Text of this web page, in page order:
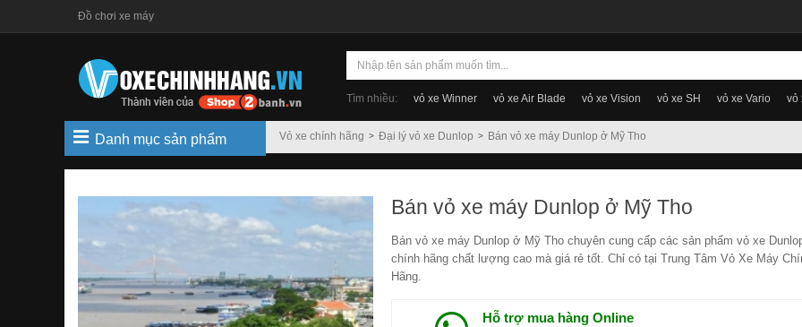
Đồ chơi xe máy
Tìm nhiều: vỏ xe Winner vỏ xe Air Blade vỏ xe Vision vỏ xe SH vỏ xe Vario vỏ
Vỏ xe chính hãng Đại lý vỏ xe Dunlop Bán vỏ xe máy Dunlop ở Mỹ Tho
Danh mục sản phẩm
Bán vỏ xe máy Dunlop ở Mỹ Tho
Bán vỏ xe máy Dunlop ở Mỹ Tho chuyên cung cấp các sản phẩm vỏ xe
chính hãng chất lượng cao mà giá rẻ tốt. Chỉ có tại Trung Tâm Vỏ Xe Máy
Hãng.
Hỗ trợ mua hàng Online